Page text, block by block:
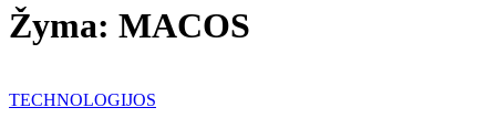
Žyma: MACOS
TECHNOLOGIJOS